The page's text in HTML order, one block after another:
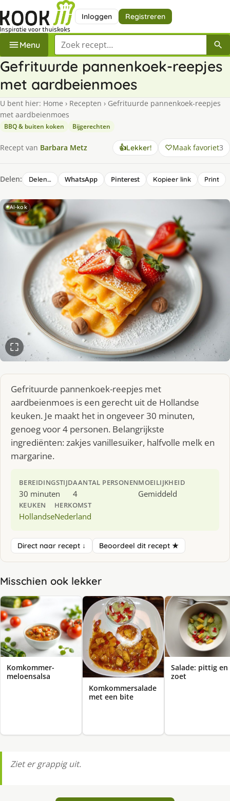
Inloggen Registreren
Menu Zoek een recept
Gefrituurde pannenkoek-reepjes
met aardbeienmoes
U bent hier: Home › Recepten › Gefrituurde pannenkoek-reepjes
met aardbeienmoes
BBQ & buiten koken Bijgerechten
Recept van Barbara Metz 👍Lekker! Maak favoriet3
Delen: Delen… WhatsApp Pinterest Kopieer link Print
AI-kok
Gefrituurde pannenkoek-reepjes met
aardbeienmoes is een gerecht uit de Hollandse
keuken. Je maakt het in ongeveer 30 minuten,
genoeg voor 4 personen. Belangrijkste
ingrediënten: zakjes vanillesuiker, halfvolle melk en
margarine.
BEREIDINGSTIJD
30 minuten
AANTAL PERSONEN
4
MOEILIJKHEID
Gemiddeld
KEUKEN
Hollandse
HERKOMST
Nederland
Direct naar recept ↓ Beoordeel dit recept ★
Misschien ook lekker
Komkommer-
meloensalsa
Komkommersalade
met een bite
Salade: pittig en
zoet
Ziet er grappig uit.